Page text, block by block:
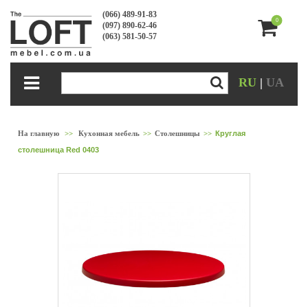
(066) 489-91-83
(097) 890-62-46
(063) 581-50-57
0
RU | UA
На главную >> Кухонная мебель >> Столешницы >> Круглая
столешница Red 0403